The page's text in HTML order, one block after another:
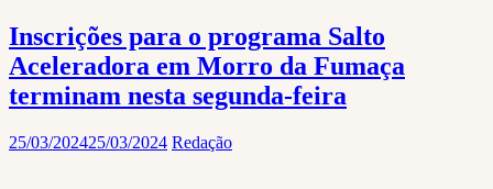
Inscrições para o programa Salto
Aceleradora em Morro da Fumaça
terminam nesta segunda-feira
25/03/202425/03/2024 Redação